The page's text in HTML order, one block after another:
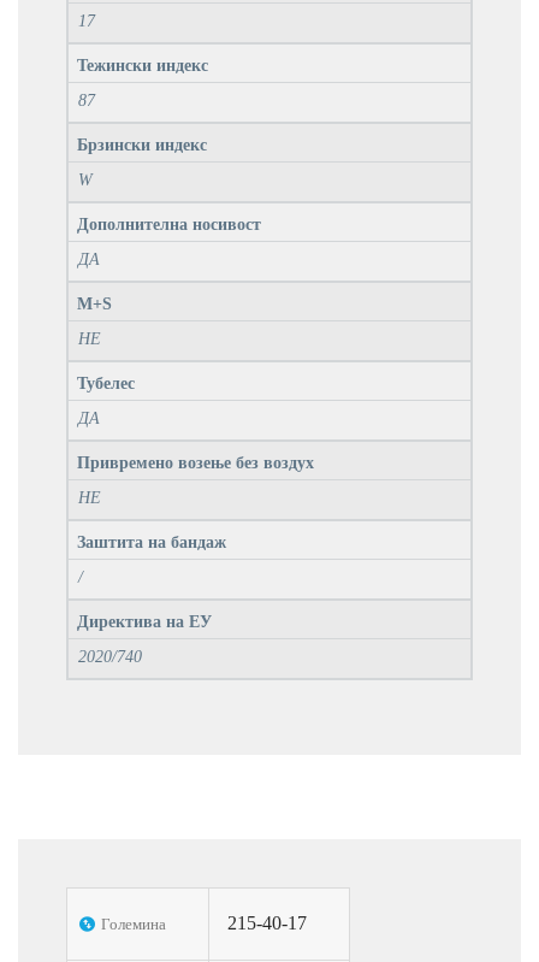
17
Тежински индекс
87
Брзински индекс
W
Дополнителна носивост
ДА
M+S
НЕ
Тубелес
ДА
Привремено возење без воздух
НЕ
Заштита на бандаж
/
Директива на ЕУ
2020/740
Големина 215-40-17